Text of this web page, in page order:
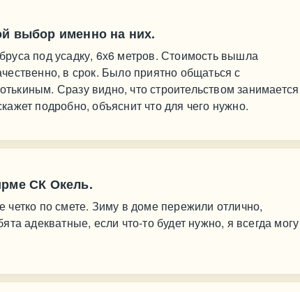
выбор именно на них.
под усадку, 6х6 метров. Стоимость вышла
в срок. Было приятно общаться с
Сразу видно, что строительством занимается
подробно, объяснит что для чего нужно.
СК Окель.
четко по смете. Зиму в доме пережили отлично,
адекватные, если что-то будет нужно, я всегда могу